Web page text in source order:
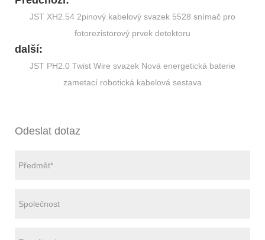
JST XH2.54 2pinový kabelový svazek 5528 snímač pro
fotorezistorový prvek detektoru
další:
JST PH2.0 Twist Wire svazek Nová energetická baterie
zametací robotická kabelová sestava
Odeslat dotaz